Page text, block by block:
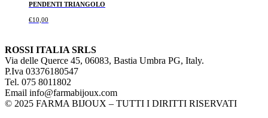
PENDENTI TRIANGOLO
€10,00
ROSSI ITALIA SRLS
Via delle Querce 45, 06083, Bastia Umbra PG, Italy.
P.Iva 03376180547
Tel. 075 8011802
Email info@farmabijoux.com
© 2025 FARMA BIJOUX – TUTTI I DIRITTI RISERVATI